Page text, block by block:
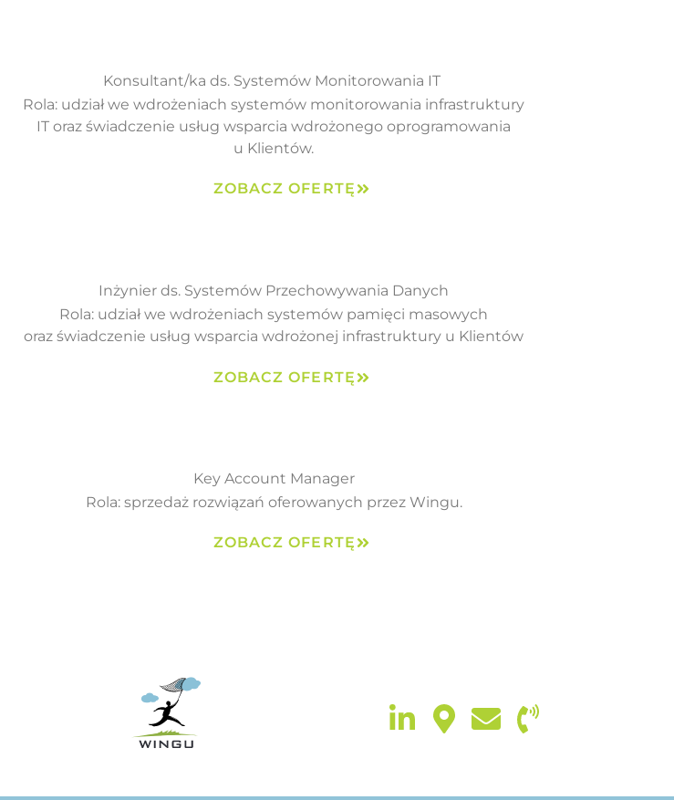
Konsultant/ka ds. Systemów Monitorowania IT
Rola: udział we wdrożeniach systemów monitorowania infrastruktury
IT oraz świadczenie usług wsparcia wdrożonego oprogramowania
u Klientów.
ZOBACZ OFERTĘ
Inżynier ds. Systemów Przechowywania Danych
Rola: udział we wdrożeniach systemów pamięci masowych
oraz świadczenie usług wsparcia wdrożonej infrastruktury u Klientów
ZOBACZ OFERTĘ
Key Account Manager
Rola: sprzedaż rozwiązań oferowanych przez Wingu.
ZOBACZ OFERTĘ